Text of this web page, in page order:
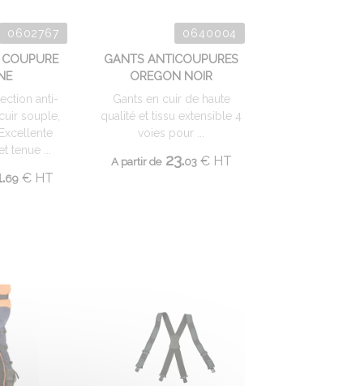
0602767
anti-
souple,
tenue ...
69 €HT
0640004
GANTS ANTICOUPURES
OREGON NOIR
Gants en cuir de haute
qualité et tissu extensible 4
voies pour ...
A partir de23.03 €HT